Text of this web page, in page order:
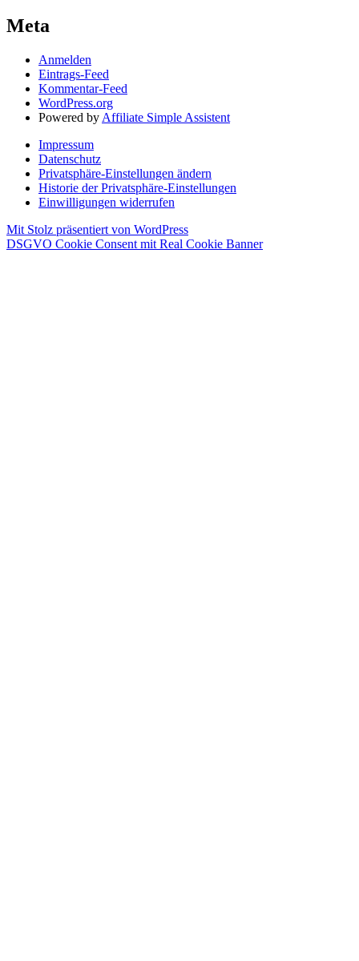
Meta
Anmelden
Eintrags-Feed
Kommentar-Feed
WordPress.org
Powered by Affiliate Simple Assistent
Impressum
Datenschutz
Privatsphäre-Einstellungen ändern
Historie der Privatsphäre-Einstellungen
Einwilligungen widerrufen
Mit Stolz präsentiert von WordPress
DSGVO Cookie Consent mit Real Cookie Banner